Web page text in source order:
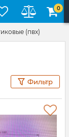
0
(пвх)
Фильтр